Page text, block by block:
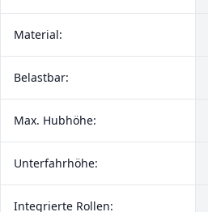
Material:
Belastbar:
Max. Hubhöhe:
Unterfahrhöhe:
Integrierte Rollen: